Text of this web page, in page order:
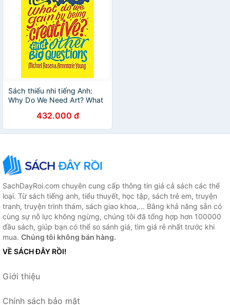
Sách thiếu nhi tiếng Anh:
Why Do We Need Art? What
Creative? And Other Big
Questions
432.000 đ
SachDayRoi.com chuyên cung cấp thông tin giá cả sách các thể
loại. Từ sách tiếng anh, tiểu thuyết, học tập, sách trẻ em, truyện
tranh, truyện trinh thám, sách giao khoa,... Bằng khả năng sẵn có
cùng sự nỗ lực không ngừng, chúng tôi đã tổng hợp hơn 100000
đầu sách, giúp bạn có thể so sánh giá, tìm giá rẻ nhất trước khi
mua. Chúng tôi không bán hàng.
VỀ SÁCH ĐÂY RỒI!
Giới thiệu
Chính sách bảo mật